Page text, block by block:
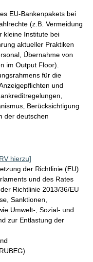
EU-Bankenpakets bei
(z.B. Vermeidung
kleine Institute bei
aktueller Praktiken
Übernahme von
im Output Floor).
für die
und
Berücksichtigung
der deutschen
hierzu]
der Richtlinie (EU)
und des Rates
Richtlinie 2013/36/EU
Sanktionen,
Umwelt-, Sozial- und
zur Entlastung der